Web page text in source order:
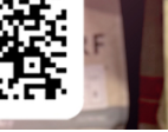
шерсти у
с сыром
г #42738